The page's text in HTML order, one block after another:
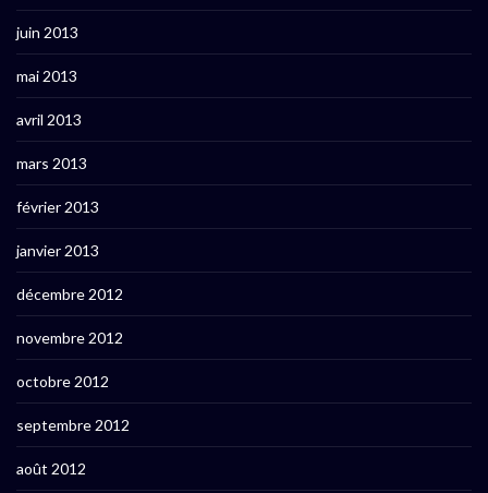
juin 2013
mai 2013
avril 2013
mars 2013
février 2013
janvier 2013
décembre 2012
novembre 2012
octobre 2012
septembre 2012
août 2012